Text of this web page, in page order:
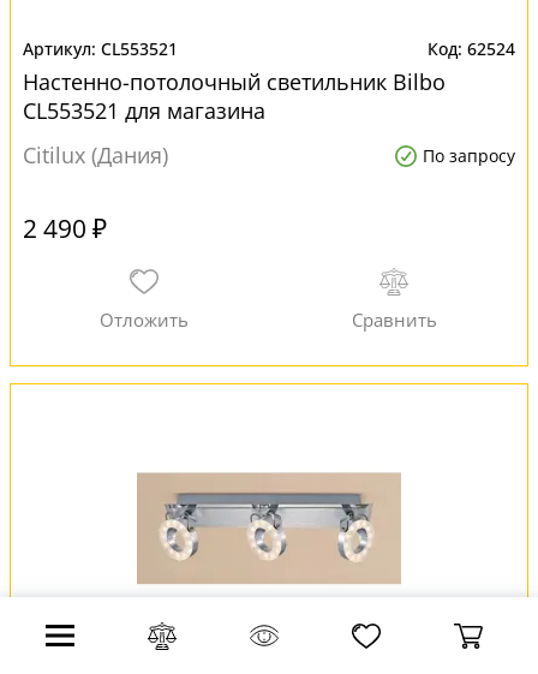
CL553521 62524
Настенно-потолочный светильник Bilbo
CL553521 для магазина
Citilux (Дания)
По запросу
2 490 ₽